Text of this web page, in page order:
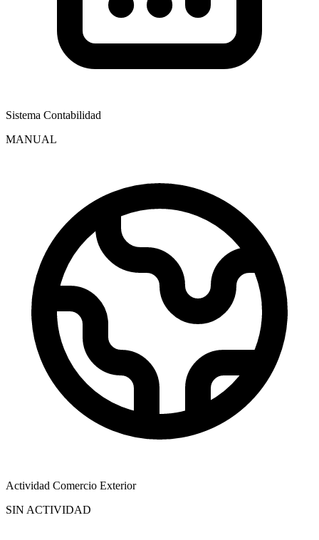
Sistema Contabilidad
MANUAL
Actividad Comercio Exterior
SIN ACTIVIDAD